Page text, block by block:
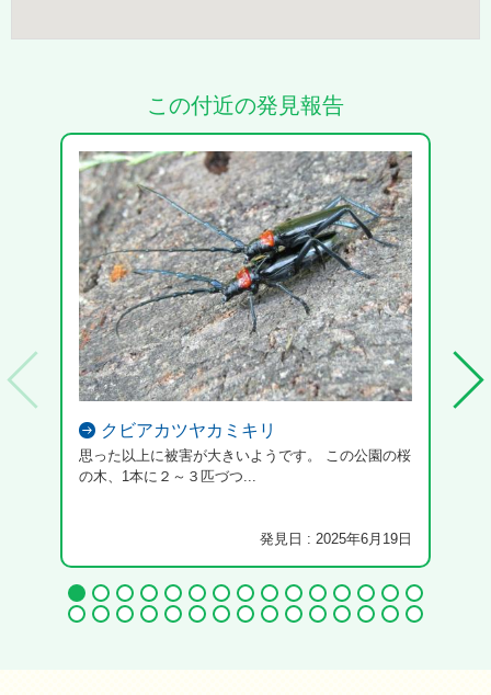
この付近の発見報告
クビアカツヤカミキリ
思った以上に被害が大きいようです。 この公園の桜
の木、1本に２～３匹づつ...
発見日 : 2025年6月19日